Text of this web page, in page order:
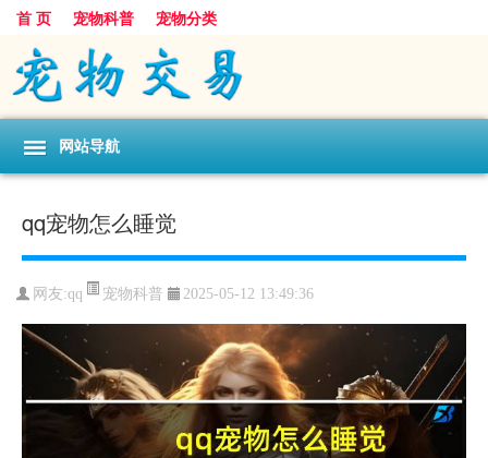
首 页 宠物科普 宠物分类
网站导航
qq宠物怎么睡觉
网友:qq 宠物科普 2025-05-12 13:49:36